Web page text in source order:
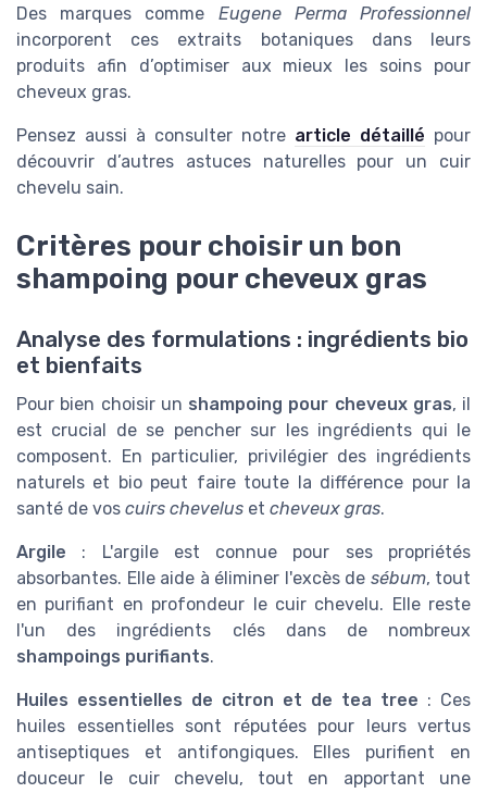
Des marques comme Eugene Perma Professionnel
incorporent ces extraits botaniques dans leurs
produits afin d’optimiser aux mieux les soins pour
cheveux gras.
Pensez aussi à consulter notre article détaillé pour
découvrir d’autres astuces naturelles pour un cuir
chevelu sain.
Critères pour choisir un bon
shampoing pour cheveux gras
Analyse des formulations : ingrédients bio
et bienfaits
Pour bien choisir un shampoing pour cheveux gras, il
est crucial de se pencher sur les ingrédients qui le
composent. En particulier, privilégier des ingrédients
naturels et bio peut faire toute la différence pour la
santé de vos cuirs chevelus et cheveux gras.
Argile : L'argile est connue pour ses propriétés
absorbantes. Elle aide à éliminer l'excès de sébum, tout
en purifiant en profondeur le cuir chevelu. Elle reste
l'un des ingrédients clés dans de nombreux
shampoings purifiants.
Huiles essentielles de citron et de tea tree : Ces
huiles essentielles sont réputées pour leurs vertus
antiseptiques et antifongiques. Elles purifient en
douceur le cuir chevelu, tout en apportant une